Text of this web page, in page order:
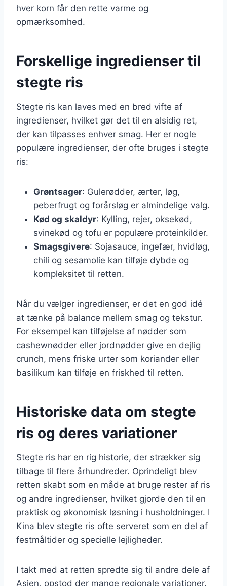
hver korn får den rette varme og
opmærksomhed.
Forskellige ingredienser til
stegte ris
Stegte ris kan laves med en bred vifte af
ingredienser, hvilket gør det til en alsidig ret,
der kan tilpasses enhver smag. Her er nogle
populære ingredienser, der ofte bruges i stegte
ris:
Grøntsager: Gulerødder, ærter, løg,
peberfrugt og forårsløg er almindelige valg.
Kød og skaldyr: Kylling, rejer, oksekød,
svinekød og tofu er populære proteinkilder.
Smagsgivere: Sojasauce, ingefær, hvidløg,
chili og sesamolie kan tilføje dybde og
kompleksitet til retten.
Når du vælger ingredienser, er det en god idé
at tænke på balance mellem smag og tekstur.
For eksempel kan tilføjelse af nødder som
cashewnødder eller jordnødder give en dejlig
crunch, mens friske urter som koriander eller
basilikum kan tilføje en friskhed til retten.
Historiske data om stegte
ris og deres variationer
Stegte ris har en rig historie, der strækker sig
tilbage til flere århundreder. Oprindeligt blev
retten skabt som en måde at bruge rester af ris
og andre ingredienser, hvilket gjorde den til en
praktisk og økonomisk løsning i husholdninger. I
Kina blev stegte ris ofte serveret som en del af
festmåltider og specielle lejligheder.
I takt med at retten spredte sig til andre dele af
Asien, opstod der mange regionale variationer.